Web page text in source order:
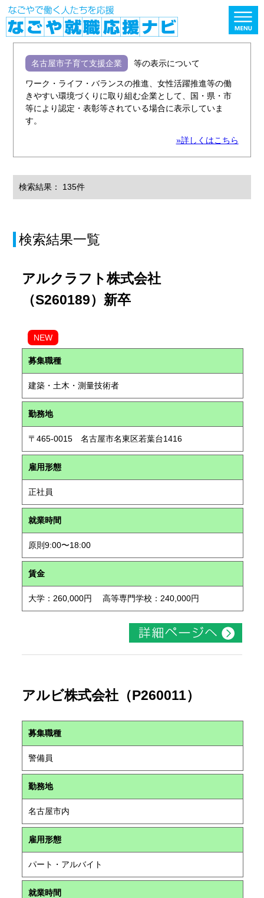
名古屋市子育て支援企業 等の表示について
ワーク・ライフ・バランスの推進、女性活躍推進等の働
きやすい環境づくりに取り組む企業として、国・県・市
等により認定・表彰等されている場合に表示していま
す。
»詳しくはこちら
検索結果： 135件
検索結果一覧
アルクラフト株式会社
（S260189）新卒
NEW
募集職種
建築・土木・測量技術者
勤務地
〒465-0015 名古屋市名東区若葉台1416
雇用形態
正社員
就業時間
原則9:00〜18:00
賃金
大学：260,000円 高等専門学校：240,000円
アルビ株式会社（P260011）
募集職種
警備員
勤務地
名古屋市内
雇用形態
パート・アルバイト
就業時間